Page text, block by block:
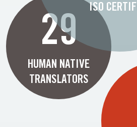
29
HUMAN NATIVE
TRANSLATORS
ISO